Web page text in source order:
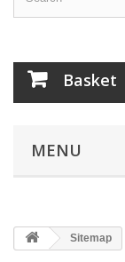
Basket
MENU
Sitemap